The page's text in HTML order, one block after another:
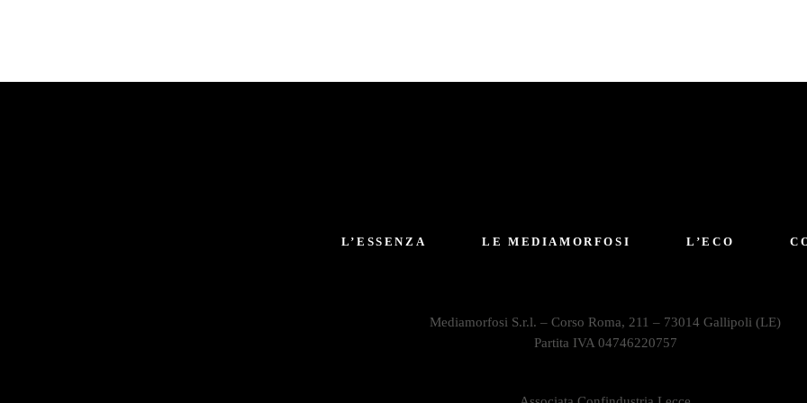
L’ESSENZA LE MEDIAMORFOSI L’ECO
Mediamorfosi S.r.l. – Corso Roma, 211 – 73014 Gallipoli (LE)
Partita IVA 04746220757